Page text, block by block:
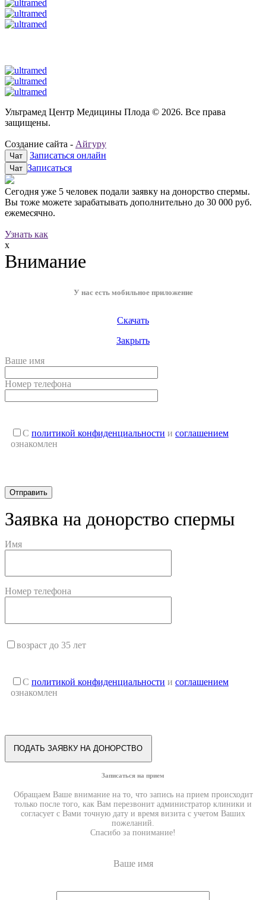
Ультрамед Центр Медицины Плода © 2026. Все права
защищены.
Создание сайта - Айгуру
Чат Записаться онлайн
Чат Записаться
Сегодня уже 5 человек подали заявку на донорство спермы.
Вы тоже можете зарабатывать дополнительно до 30 000 руб.
ежемесячно.
Узнать как
x
Внимание
У нас есть мобильное приложение
Скачать
Закрыть
Ваше имя
Номер телефона
С политикой конфиденциальности и соглашением
ознакомлен
Заявка на донорство спермы
Имя
Номер телефона
возраст до 35 лет
С политикой конфиденциальности и соглашением
ознакомлен
Записаться на прием
Обращаем Ваше внимание на то, что запись на прием происходит
только после того, как Вам перезвонит администратор клиники и
согласует с Вами точную дату и время визита с учетом Ваших
пожеланий.
Спасибо за понимание!
Ваше имя